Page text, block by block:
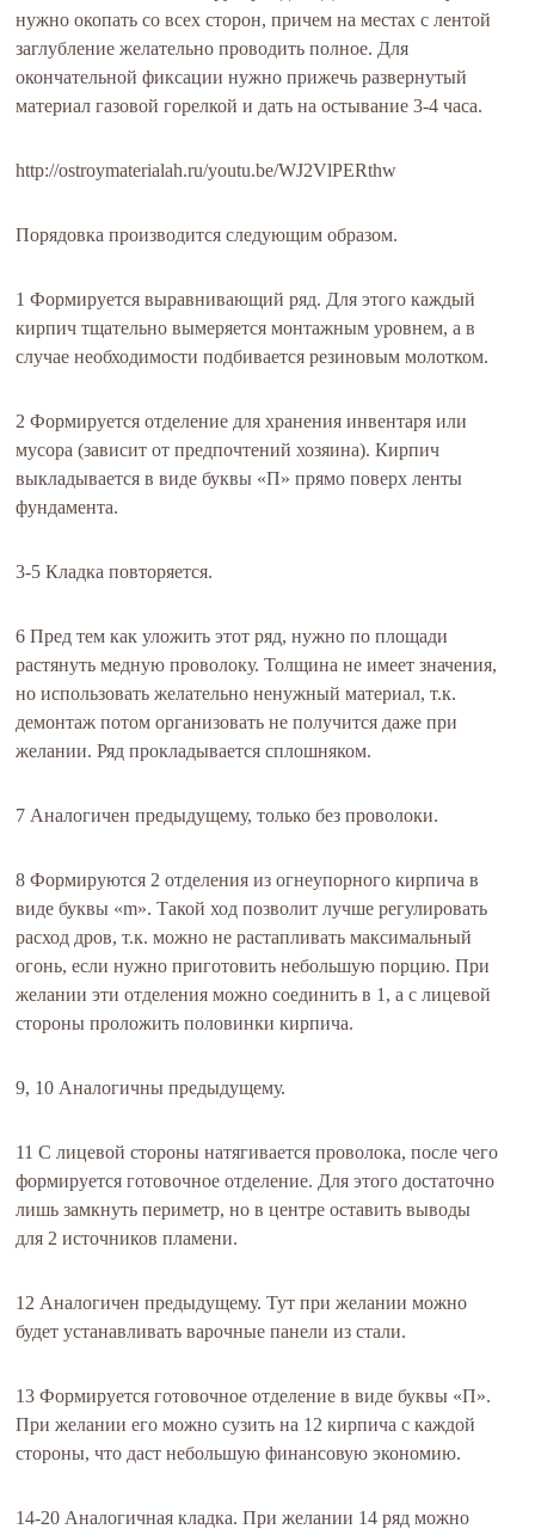
нужно окопать со всех сторон, причем на местах с лентой
заглубление желательно проводить полное. Для
окончательной фиксации нужно прижечь развернутый
материал газовой горелкой и дать на остывание 3-4 часа.
http://ostroymaterialah.ru/youtu.be/WJ2VlPERthw
Порядовка производится следующим образом.
1 Формируется выравнивающий ряд. Для этого каждый
кирпич тщательно вымеряется монтажным уровнем, а в
случае необходимости подбивается резиновым молотком.
2 Формируется отделение для хранения инвентаря или
мусора (зависит от предпочтений хозяина). Кирпич
выкладывается в виде буквы «П» прямо поверх ленты
фундамента.
3-5 Кладка повторяется.
6 Пред тем как уложить этот ряд, нужно по площади
растянуть медную проволоку. Толщина не имеет значения,
но использовать желательно ненужный материал, т.к.
демонтаж потом организовать не получится даже при
желании. Ряд прокладывается сплошняком.
7 Аналогичен предыдущему, только без проволоки.
8 Формируются 2 отделения из огнеупорного кирпича в
виде буквы «m». Такой ход позволит лучше регулировать
расход дров, т.к. можно не растапливать максимальный
огонь, если нужно приготовить небольшую порцию. При
желании эти отделения можно соединить в 1, а с лицевой
стороны проложить половинки кирпича.
9, 10 Аналогичны предыдущему.
11 С лицевой стороны натягивается проволока, после чего
формируется готовочное отделение. Для этого достаточно
лишь замкнуть периметр, но в центре оставить выводы
для 2 источников пламени.
12 Аналогичен предыдущему. Тут при желании можно
будет устанавливать варочные панели из стали.
13 Формируется готовочное отделение в виде буквы «П».
При желании его можно сузить на 12 кирпича с каждой
стороны, что даст небольшую финансовую экономию.
14-20 Аналогичная кладка. При желании 14 ряд можно